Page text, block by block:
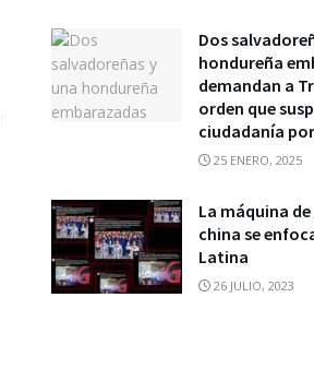
Dos
hondureña
demandan a
orden que
ciudadanía
25 ENERO, 2025
La máquina
china se
Latina
26 JULIO, 2023